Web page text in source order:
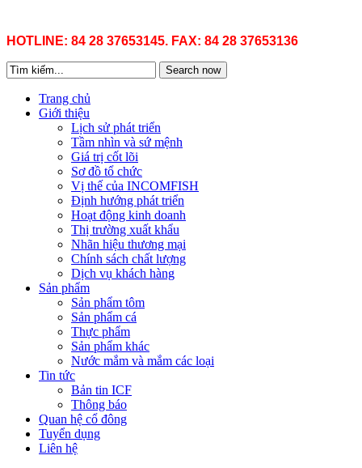
HOTLINE: 84 28 37653145. FAX: 84 28 37653136
Search now
Trang chủ
Giới thiệu
Lịch sử phát triển
Tầm nhìn và sứ mệnh
Giá trị cốt lõi
Sơ đồ tổ chức
Vị thế của INCOMFISH
Định hướng phát triển
Hoạt động kinh doanh
Thị trường xuất khẩu
Nhãn hiệu thương mại
Chính sách chất lượng
Dịch vụ khách hàng
Sản phẩm
Sản phẩm tôm
Sản phẩm cá
Thực phẩm
Sản phẩm khác
Nước mắm và mắm các loại
Tin tức
Bản tin ICF
Thông báo
Quan hệ cổ đông
Tuyển dụng
Liên hệ